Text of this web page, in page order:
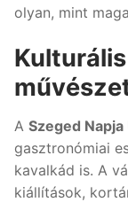
olyan, mint
A Szeged
gasztronómiai
kavalkád is. A
kiállítások,